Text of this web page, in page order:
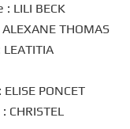
LILI BECK
THOMAS
PONCET